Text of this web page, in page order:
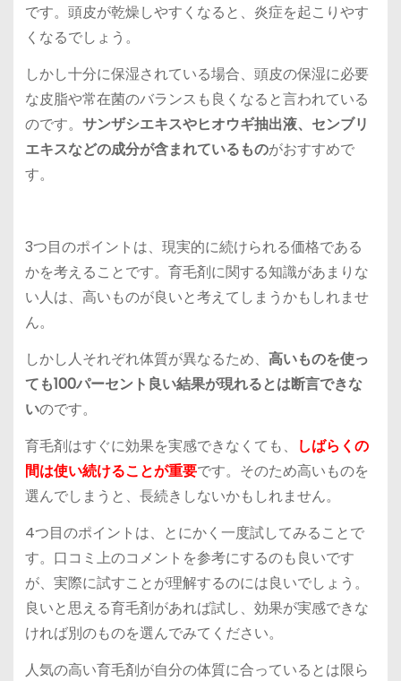
です。頭皮が乾燥しやすくなると、炎症を起こりやす
くなるでしょう。
しかし十分に保湿されている場合、頭皮の保湿に必要
な皮脂や常在菌のバランスも良くなると言われている
のです。 サンザシエキスやヒオウギ抽出液、センブリ
エキスなどの成分が含まれているものがおすすめで
す。
3つ目のポイントは、 現実的に続けられる価格である
かを考えることです。育毛剤に関する知識があまりな
い人は、高いものが良いと考えてしまうかもしれませ
ん。
しかし人それぞれ体質が異なるため、 高いものを使っ
ても100パーセント良い結果が現れるとは断言できな
いのです。
育毛剤はすぐに効果を実感できなくても、
しばらくの
間は使い続けることが重要です。そのため高いものを
選んでしまうと、長続きしないかもしれません。
4つ目のポイントは、
とにかく一度試してみることで
す。口コミ上のコメントを参考にするのも良いです
が、実際に試すことが理解するのには良いでしょう。
良いと思える育毛剤があれば試し、効果が実感できな
ければ別のものを選んでみてください。
人気の高い育毛剤が自分の体質に合っているとは限ら